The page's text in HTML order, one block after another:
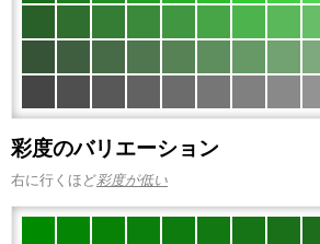
彩度のバリエーション
右に行くほど彩度が低い